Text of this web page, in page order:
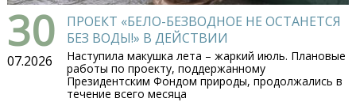
30
07.2026
ПРОЕКТ «БЕЛО-БЕЗВОДНОЕ НЕ ОСТАНЕТСЯ
БЕЗ ВОДЫ!» В ДЕЙСТВИИ
Наступила макушка лета – жаркий июль. Плановые
работы по проекту, поддержанному
Президентским Фондом природы, продолжались в
течение всего месяца